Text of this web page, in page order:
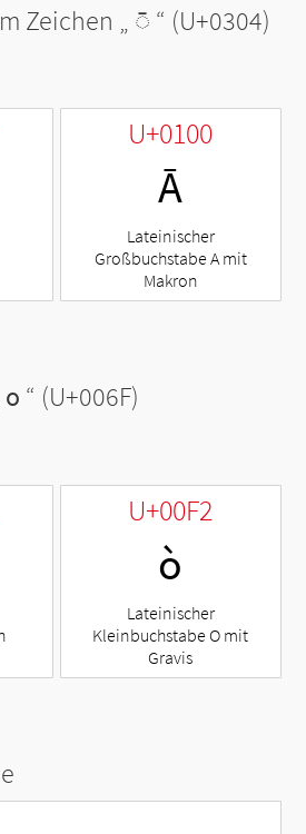
Zeichen „ ◌̄ “ (U+0304)
U+0100
Ā
Lateinischer
Großbuchstabe A mit
Makron
o “ (U+006F)
U+00F2
ò
Lateinischer
Kleinbuchstabe O mit
Gravis